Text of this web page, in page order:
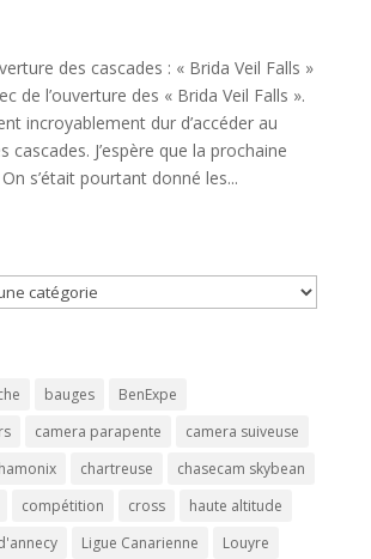
des cascades : « Brida Veil Falls »
de l’ouverture des « Brida Veil Falls ».
incroyablement dur d’accéder au
cascades. J’espère que la prochaine
s’était pourtant donné les...
bauges
BenExpe
camera parapente
camera suiveuse
chartreuse
chasecam skybean
compétition cross
haute altitude
Ligue Canarienne Louyre